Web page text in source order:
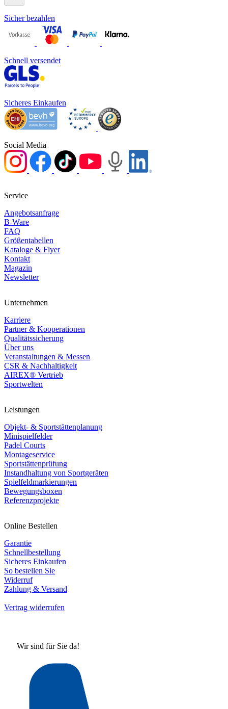
Sicher bezahlen
Schnell versendet
Sicheres Einkaufen
Social Media
Service
Angebotsanfrage
B-Ware
FAQ
Größentabellen
Kataloge & Flyer
Kontakt
Magazin
Newsletter
Unternehmen
Karriere
Partner & Kooperationen
Qualitätssicherung
Über uns
Veranstaltungen & Messen
CSR & Nachhaltigkeit
AIREX® Vertrieb
Sportwelten
Leistungen
Objekt- & Sportstättenplanung
Minispielfelder
Padel Courts
Montageservice
Sportstättenprüfung
Instandhaltung von Sportgeräten
Spielfeldmarkierungen
Bewegungsboxen
Referenzprojekte
Online Bestellen
Garantie
Schnellbestellung
Sicheres Einkaufen
So bestellen Sie
Widerruf
Zahlung & Versand
Vertrag widerrufen
Wir sind für Sie da!